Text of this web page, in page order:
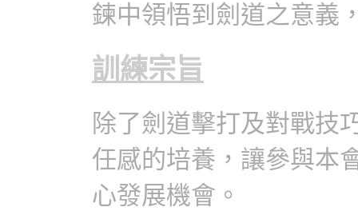
鍊中領悟到劍道之意義
訓練宗旨
除了劍道擊打及對戰技
任感的培養，讓參與本
心發展機會。